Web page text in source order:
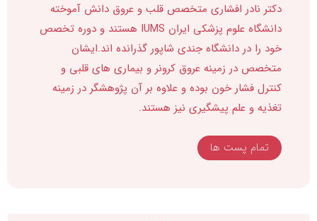
دکتر نادر افشاری متخصص قلب و عروق دانش آموخته
دانشگاه علوم پزشکی ایران IUMS هستند و دوره تخصص
خود را در دانشگاه جندی شاپور گذرانده اند.ایشان
متخصص در زمینه عروق کرونر و بیماری های قلبی و
کنترل فشار خون بوده و علاوه بر آن پژوهشگر در زمینه
تغذیه و علم پیشگیری نیز هستند.
تمام پست ها